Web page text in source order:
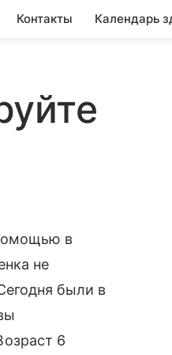
Контакты Календарь
в
не
были в
6